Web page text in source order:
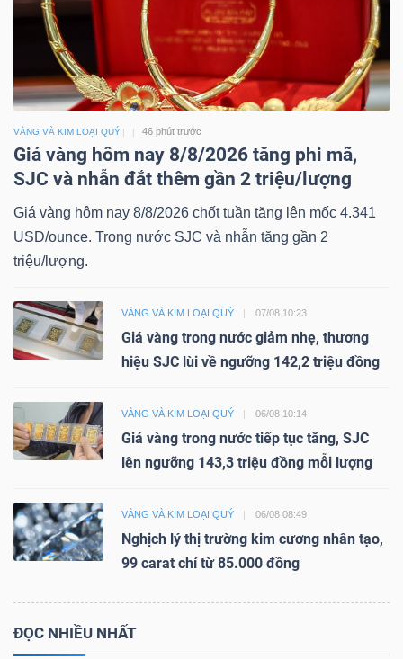
VÀNG VÀ KIM LOẠI QUÝ 46 phút trước
Giá vàng hôm nay 8/8/2026 tăng phi mã,
SJC và nhẫn đắt thêm gần 2 triệu/lượng
Giá vàng hôm nay 8/8/2026 chốt tuần tăng lên mốc 4.341
USD/ounce. Trong nước SJC và nhẫn tăng gần 2
triệu/lượng.
VÀNG VÀ KIM LOẠI QUÝ 07/08 10:23
Giá vàng trong nước giảm nhẹ, thương
hiệu SJC lùi về ngưỡng 142,2 triệu đồng
VÀNG VÀ KIM LOẠI QUÝ 06/08 10:14
Giá vàng trong nước tiếp tục tăng, SJC
lên ngưỡng 143,3 triệu đồng mỗi lượng
VÀNG VÀ KIM LOẠI QUÝ 06/08 08:49
Nghịch lý thị trường kim cương nhân tạo,
99 carat chỉ từ 85.000 đồng
ĐỌC NHIỀU NHẤT